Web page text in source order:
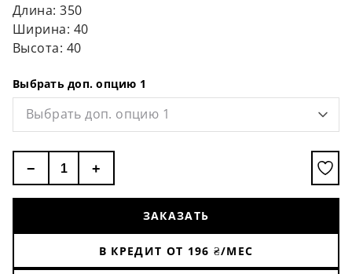
Преимуществом продукта является
универсальность - он подходит для хранения
разных велосипедов, как с мужской рамой так и с
опоры на велосипеде и соответственно
разместить крепления на стене.
Все изделия Twonee изготовлены из
натурального дерева. Каждая деталь
обрабатывается вручную, так мы получаем
продукт высочайшего качества, что отлично
чувствуется, когда держишь изделие в руках.
Длина: 350
Ширина: 40
Высота: 40
Выбрать доп. опцию 1
Выбрать доп. опцию 1
− +
ЗАКАЗАТЬ
В КРЕДИТ ОТ 196 ₴/МЕС